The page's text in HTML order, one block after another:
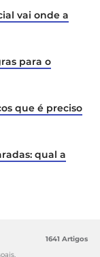
vai onde a
para o
que é preciso
qual a
1641 Artigos